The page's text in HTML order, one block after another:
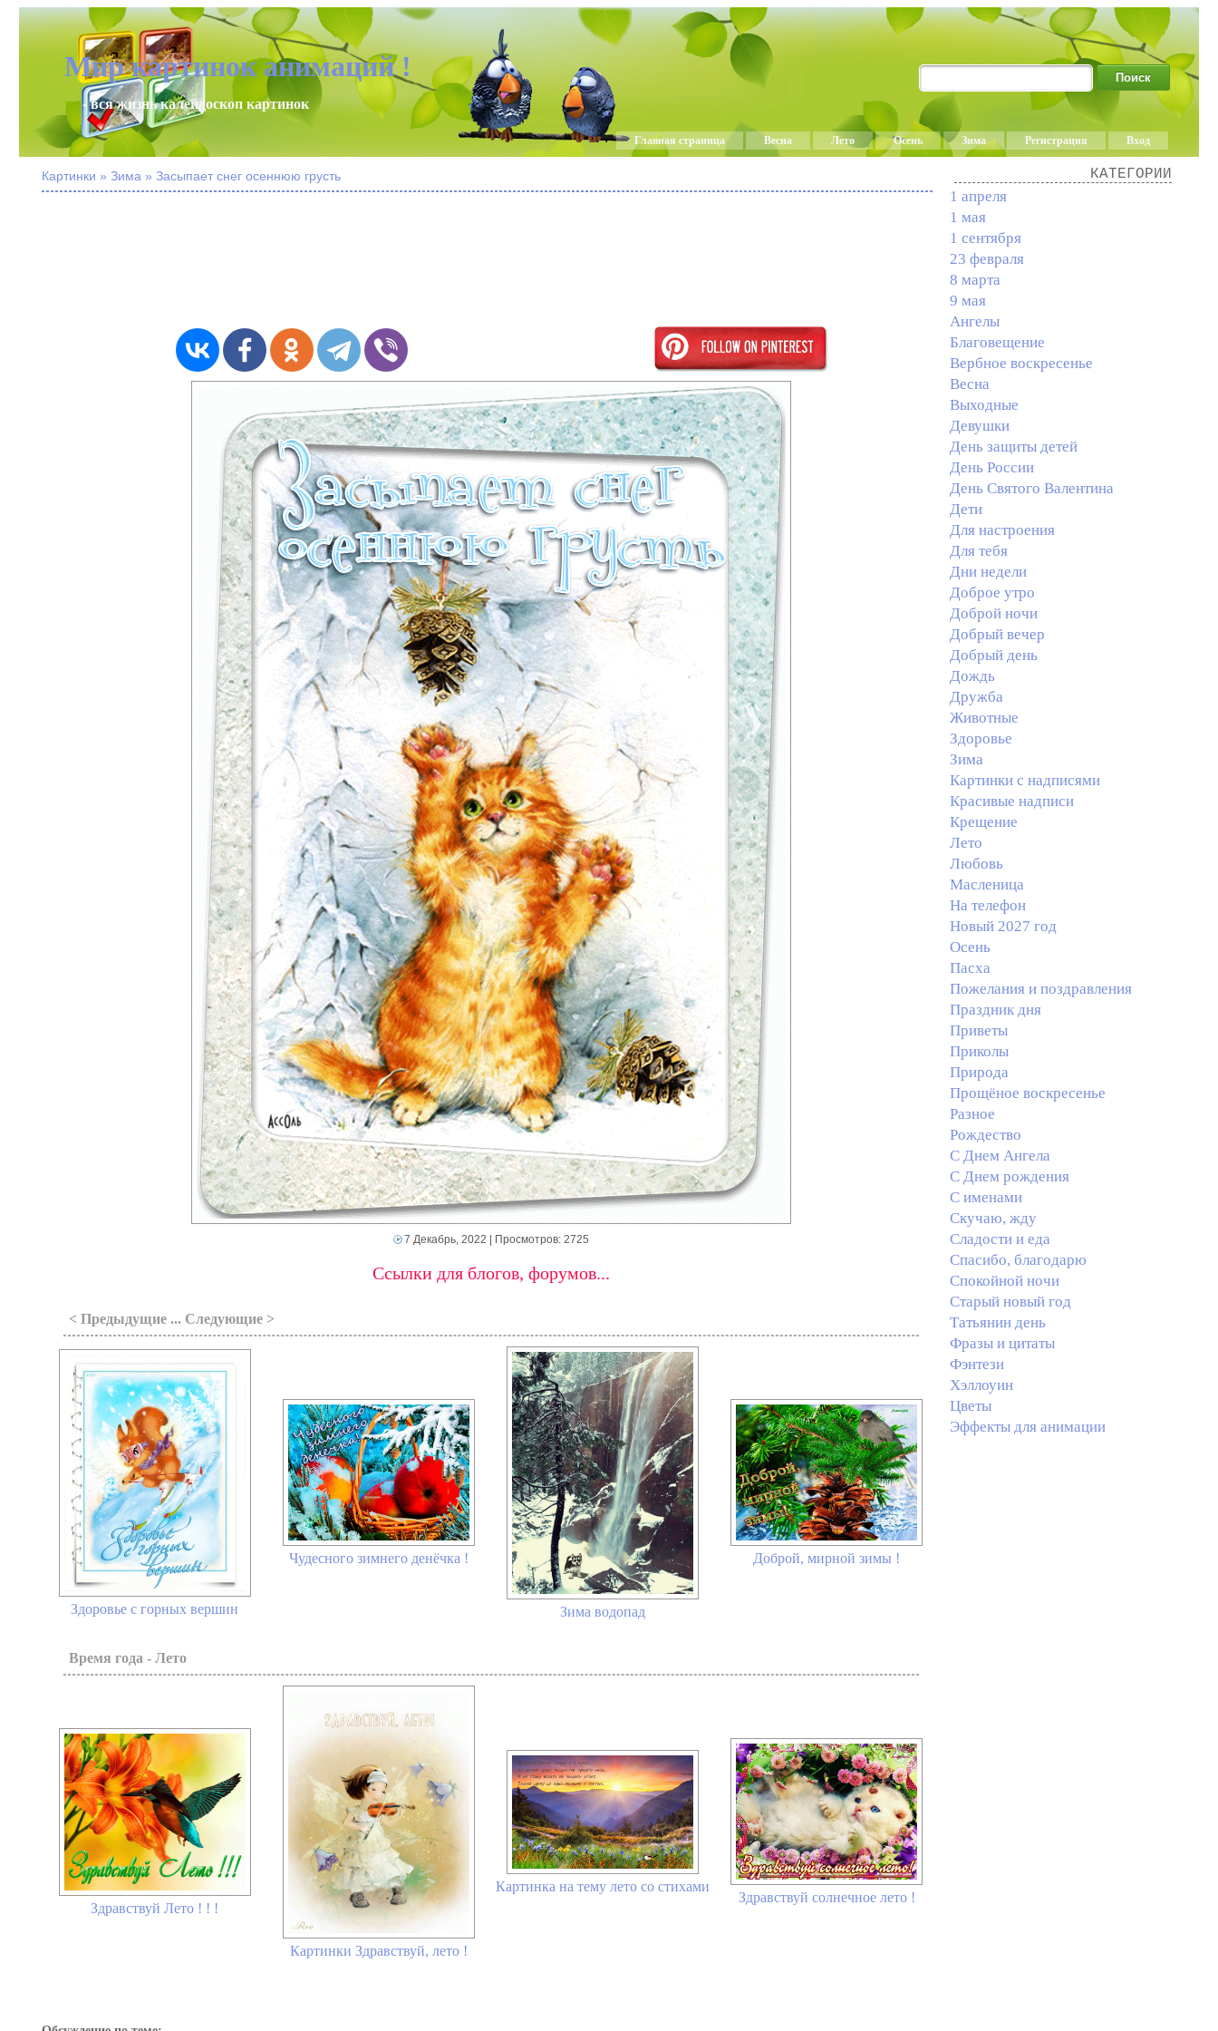
Мир картинок анимаций !
- вся жизнь калейдоскоп картинок
Главная страница Весна Лето Осень Зима Регистрация Вход
Картинки » Зима » Засыпает снег осеннюю грусть
7 Декабрь, 2022 | Просмотров: 2725
Ссылки для блогов, форумов...
< Предыдущие ... Следующие >
Здоровье с горных вершин
Чудесного зимнего денёчка !
Зима водопад
Доброй, мирной зимы !
Время года - Лето
Здравствуй Лето ! ! !
Картинки Здравствуй, лето !
Картинка на тему лето со стихами
Здравствуй солнечное лето !
КАТЕГОРИИ
1 апреля
1 мая
1 сентября
23 февраля
8 марта
9 мая
Ангелы
Благовещение
Вербное воскресенье
Весна
Выходные
Девушки
День защиты детей
День России
День Святого Валентина
Дети
Для настроения
Для тебя
Дни недели
Доброе утро
Доброй ночи
Добрый вечер
Добрый день
Дождь
Дружба
Животные
Здоровье
Зима
Картинки с надписями
Красивые надписи
Крещение
Лето
Любовь
Масленица
На телефон
Новый 2027 год
Осень
Пасха
Пожелания и поздравления
Праздник дня
Приветы
Приколы
Природа
Прощёное воскресенье
Разное
Рождество
С Днем Ангела
С Днем рождения
С именами
Скучаю, жду
Сладости и еда
Спасибо, благодарю
Спокойной ночи
Старый новый год
Татьянин день
Фразы и цитаты
Фэнтези
Хэллоуин
Цветы
Эффекты для анимации